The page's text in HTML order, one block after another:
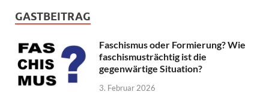
GASTBEITRAG
Faschismus oder Formierung? Wie
faschismusträchtig ist die
gegenwärtige Situation?
3. Februar 2026